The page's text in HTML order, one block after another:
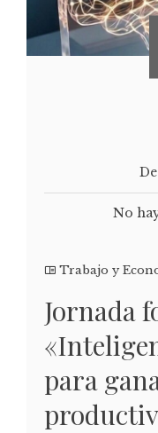
No
Trabajo y
Jornada
para